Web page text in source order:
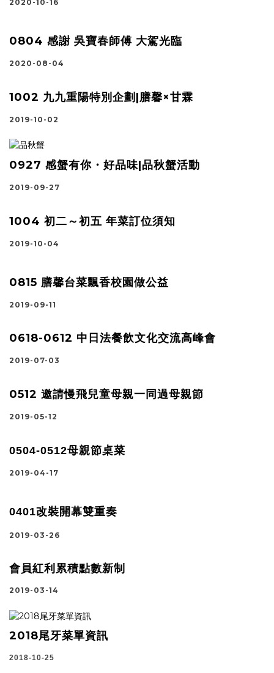
2020-10-16
0804 感謝 吳寶春師傅 大駕光臨
2020-08-04
1002 九九重陽特別企劃|膳馨×甘霖
2019-10-02
0927 感蟹有你・好品味|品秋蟹活動
2019-09-27
1004 初二～初五 年菜訂位須知
2019-10-04
0815 膳馨台菜飄香校園做公益
2019-09-11
0618-0612 中日法餐飲文化交流高峰會
2019-07-03
0512 邀請慢飛兒童母親一同過母親節
2019-05-12
0504-0512母親節桌菜
2019-04-17
0401改裝開幕雙重奏
2019-03-26
會員紅利累積點數新制
2019-03-14
2018尾牙菜單資訊
2018-10-25